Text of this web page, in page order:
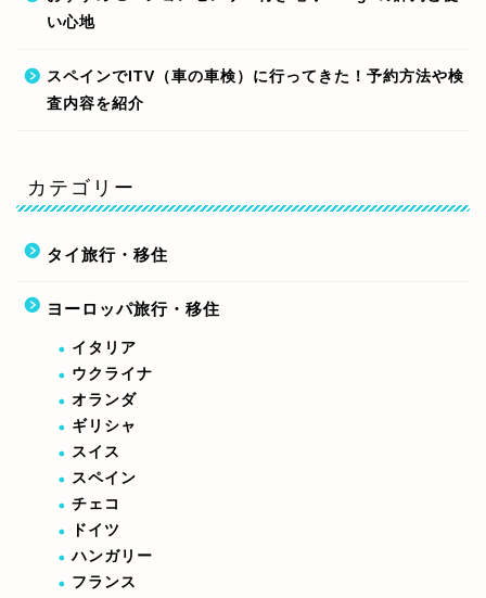
い心地
スペインでITV（車の車検）に行ってきた！予約方法や検
査内容を紹介
カテゴリー
タイ旅行・移住
ヨーロッパ旅行・移住
イタリア
ウクライナ
オランダ
ギリシャ
スイス
スペイン
チェコ
ドイツ
ハンガリー
フランス